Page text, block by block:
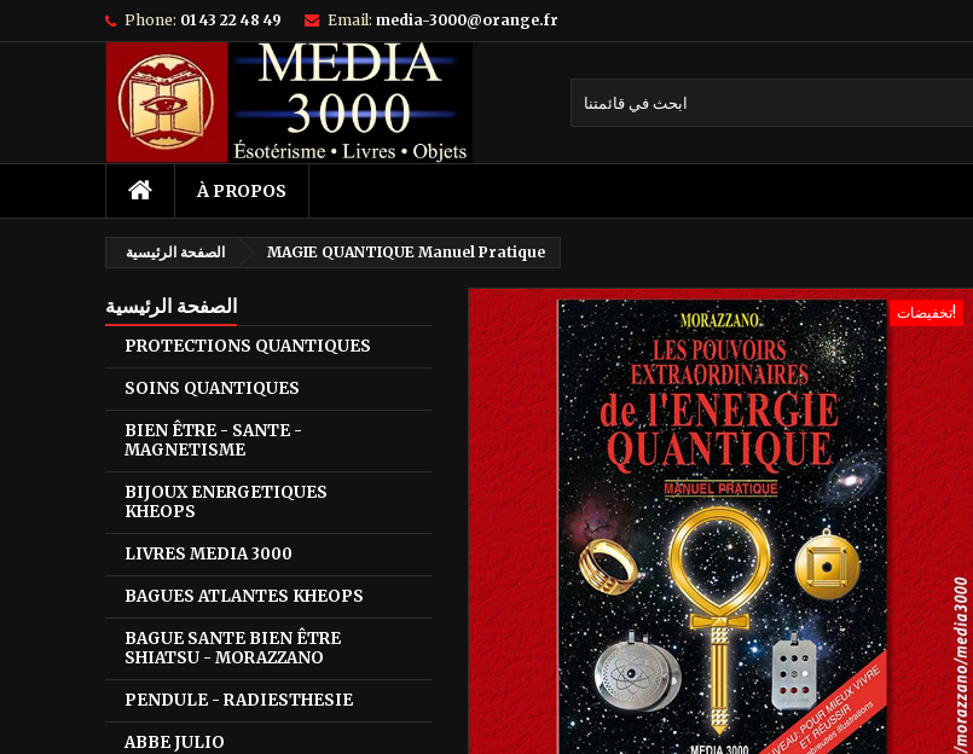
Phone: 01 43 22 48 49 Email: media-3000@orange.fr
À PROPOS
الصفحة الرئيسية MAGIE QUANTIQUE Manuel Pratique
الصفحة الرئيسية
PROTECTIONS QUANTIQUES
SOINS QUANTIQUES
BIEN ÊTRE - SANTE -
MAGNETISME
BIJOUX ENERGETIQUES
KHEOPS
LIVRES MEDIA 3000
BAGUES ATLANTES KHEOPS
BAGUE SANTE BIEN ÊTRE
SHIATSU - MORAZZANO
PENDULE - RADIESTHESIE
ABBE JULIO
تخفيضات!